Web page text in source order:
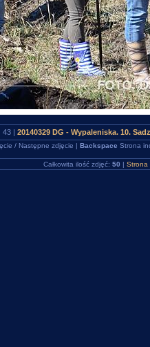
43 | 20140329 DG - Wypaleniska. 10.
/ Następne zdjęcie | Backspace Strona
Całkowita ilość zdjęć: 50 | Strona